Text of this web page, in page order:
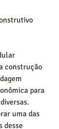
construção
para
uma das
desse